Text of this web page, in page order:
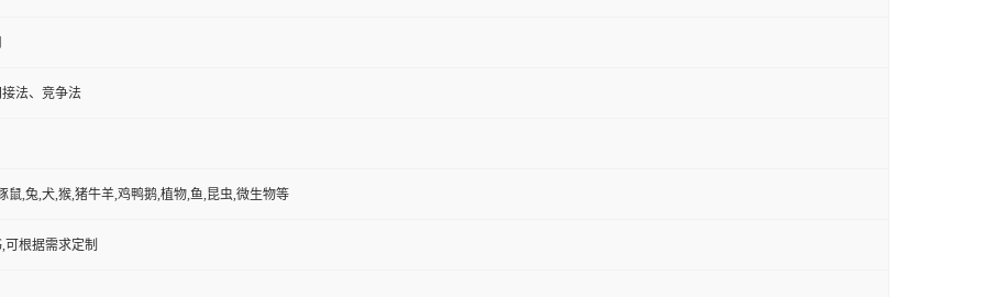
法、竞争法
鼠,兔,犬,猴,猪牛羊,鸡鸭鹅,植物,鱼,昆虫,微生物等
可根据需求定制